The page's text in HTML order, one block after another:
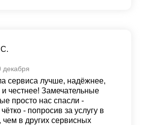
декабря
сервиса лучше, надёжнее,
и честнее! Замечательные
просто нас спасли -
- попросив за услугу в
в других сервисных